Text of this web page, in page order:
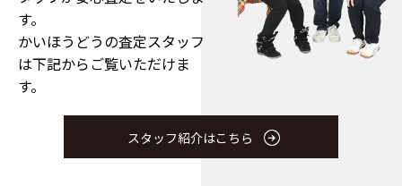
す。
かいほうどうの査定スタッフ
は下記からご覧いただけま
す。
スタッフ紹介はこちら